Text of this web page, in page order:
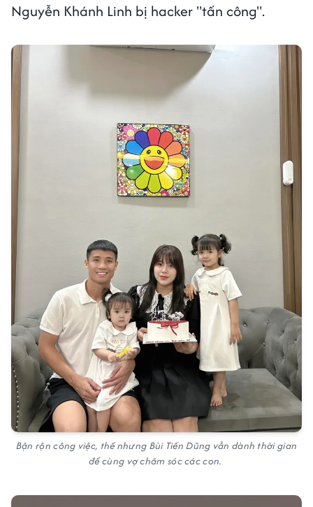
Nguyễn Khánh Linh bị hacker "tấn công".
Bận rộn công việc, thế nhưng Bùi Tiến Dũng vẫn dành thời gian
để cùng vợ chăm sóc các con.